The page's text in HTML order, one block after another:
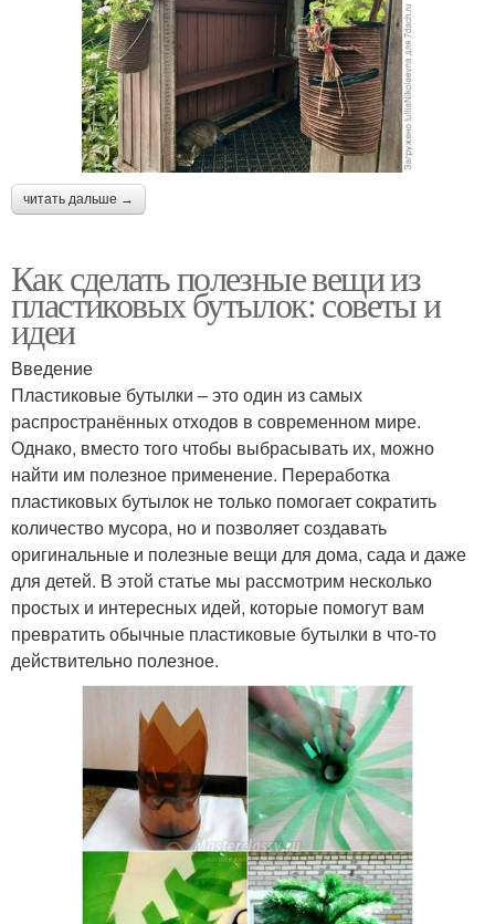
читать дальше →
Как сделать полезные вещи из
пластиковых бутылок: советы и
идеи
Введение
Пластиковые бутылки – это один из самых
распространённых отходов в современном мире.
Однако, вместо того чтобы выбрасывать их, можно
найти им полезное применение. Переработка
пластиковых бутылок не только помогает сократить
количество мусора, но и позволяет создавать
оригинальные и полезные вещи для дома, сада и даже
для детей. В этой статье мы рассмотрим несколько
простых и интересных идей, которые помогут вам
превратить обычные пластиковые бутылки в что-то
действительно полезное.